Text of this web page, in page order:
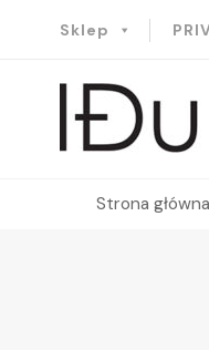
Sklep
Idunn-Naturals
Strona główna